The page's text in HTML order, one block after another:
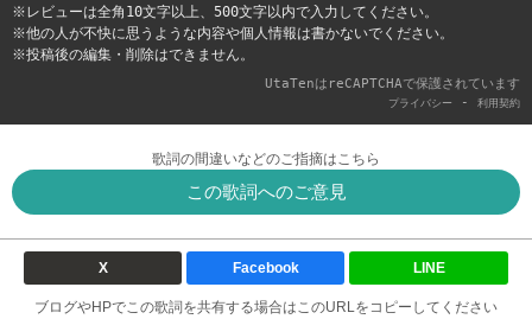
※レビューは全角10文字以上、500文字以内で入力してください。
※他の人が不快に思うような内容や個人情報は書かないでください。
※投稿後の編集・削除はできません。
UtaTenはreCAPTCHAで保護されています
プライバシー - 利用契約
歌詞の間違いなどのご指摘はこちら
この歌詞へのご意見
X Facebook LINE
ブログやHPでこの歌詞を共有する場合はこのURLをコピーしてください